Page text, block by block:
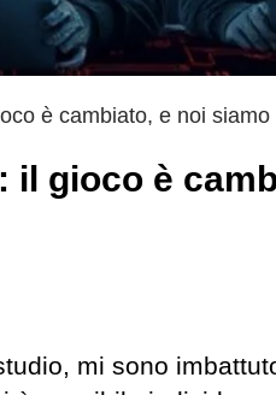
è cambiato, e noi
gioco è
mi sono